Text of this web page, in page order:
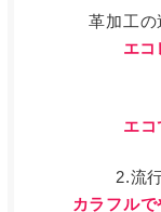
革加工の
エコ
エ
2.流
カラフル